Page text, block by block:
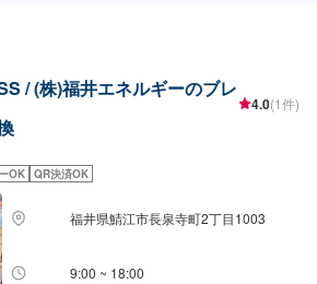
/ (株)福井エネルギーのブレ
4.0(1件)
OK QR決済OK
福井県鯖江市長泉寺町2丁目1003
9:00 ~ 18:00